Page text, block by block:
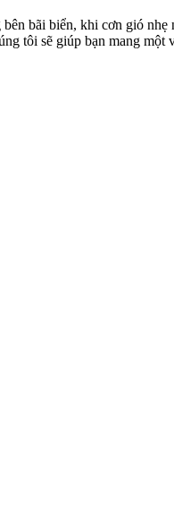
bãi biển, khi cơn gió
tôi sẽ giúp bạn mang